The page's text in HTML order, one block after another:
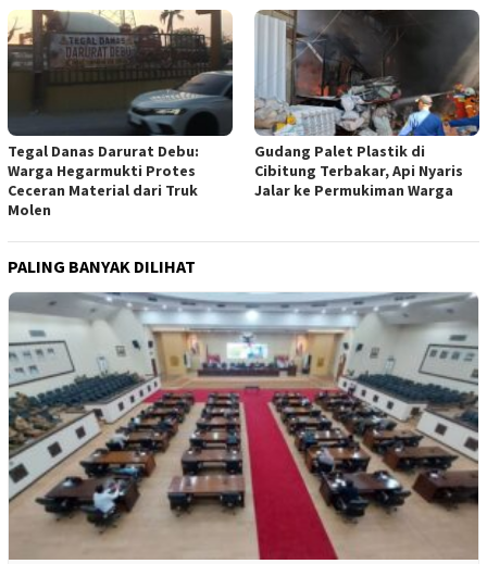
Tegal Danas Darurat Debu:
Warga Hegarmukti Protes
Ceceran Material dari Truk
Molen
Gudang Palet Plastik di
Cibitung Terbakar, Api Nyaris
Jalar ke Permukiman Warga
PALING BANYAK DILIHAT